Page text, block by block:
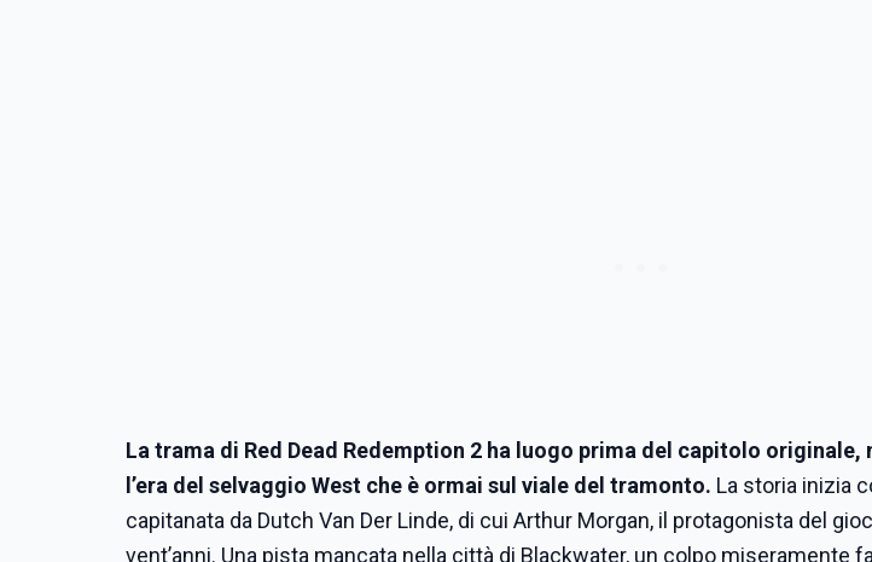
La trama di Red Dead Redemption 2 ha luogo prima del capitolo originale,
l’era del selvaggio West che è ormai sul viale del tramonto. La storia inizia
capitanata da Dutch Van Der Linde, di cui Arthur Morgan, il protagonista del
vent’anni. Una pista mancata nella città di Blackwater, un colpo miseramente